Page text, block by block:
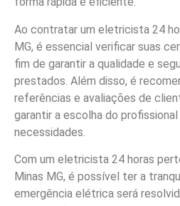
Ao contratar um eletricista 24
MG, é essencial verificar suas
fim de garantir a qualidade e
prestados. Além disso, é
referências e avaliações de
garantir a escolha do
necessidades.
Com um eletricista 24 horas
Minas MG, é possível ter a
emergência elétrica será